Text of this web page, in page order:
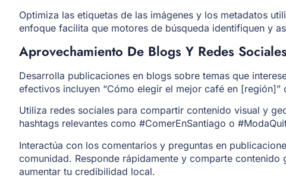
Optimiza las etiquetas de las imágenes y los metadatos
enfoque facilita que motores de búsqueda identifiquen y
Aprovechamiento De Blogs Y Redes Sociales
Desarrolla publicaciones en blogs sobre temas que
efectivos incluyen “Cómo elegir el mejor café en [región]”
Utiliza redes sociales para compartir contenido visual y
hashtags relevantes como #ComerEnSantiago o
Interactúa con los comentarios y preguntas en
comunidad. Responde rápidamente y comparte contenido
aumentar tu credibilidad local.